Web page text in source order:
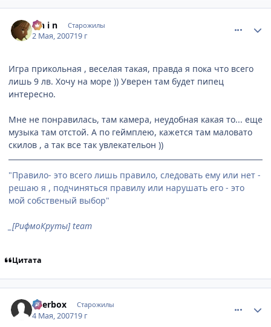
S h i n Старожилы
2 Мая, 200719 г
Игра прикольная , веселая такая, правда я пока что всего
лишь 9 лв. Хочу на море )) Уверен там будет пипец
интересно.
Мне не понравилась, там камера, неудобная какая то... еще
музыка там отстой. А по геймплею, кажется там маловато
скилов , а так все так увлекательон ))
"Правило- это всего лишь правило, следовать ему или нет -
решаю я , подчиняться правилу или нарушать его - это
мой собственый выбор"
_[РифмоКруты] team
Цитата
Beerbox Старожилы
4 Мая, 200719 г